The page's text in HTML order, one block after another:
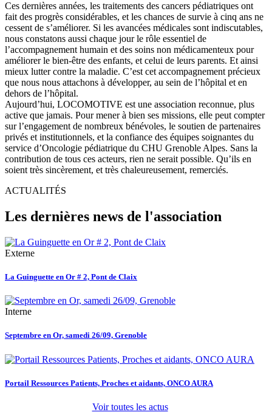
Ces dernières années, les traitements des cancers pédiatriques ont
fait des progrès considérables, et les chances de survie à cinq ans ne
cessent de s’améliorer. Si les avancées médicales sont indiscutables,
nous constatons aussi chaque jour le rôle essentiel de
l’accompagnement humain et des soins non médicamenteux pour
améliorer le bien-être des enfants, et celui de leurs parents. Et ainsi
mieux lutter contre la maladie. C’est cet accompagnement précieux
que nous nous attachons à développer, au sein de l’hôpital et en
dehors de l’hôpital.
Aujourd’hui, LOCOMOTIVE est une association reconnue, plus
active que jamais. Pour mener à bien ses missions, elle peut compter
sur l’engagement de nombreux bénévoles, le soutien de partenaires
privés et institutionnels, et la confiance des équipes soignantes du
service d’Oncologie pédiatrique du CHU Grenoble Alpes. Sans la
contribution de tous ces acteurs, rien ne serait possible. Qu’ils en
soient très sincèrement, et très chaleureusement, remerciés.
ACTUALITÉS
Les dernières news de l'association
Externe
La Guinguette en Or # 2, Pont de Claix
Interne
Septembre en Or, samedi 26/09, Grenoble
Portail Ressources Patients, Proches et aidants, ONCO AURA
Voir toutes les actus